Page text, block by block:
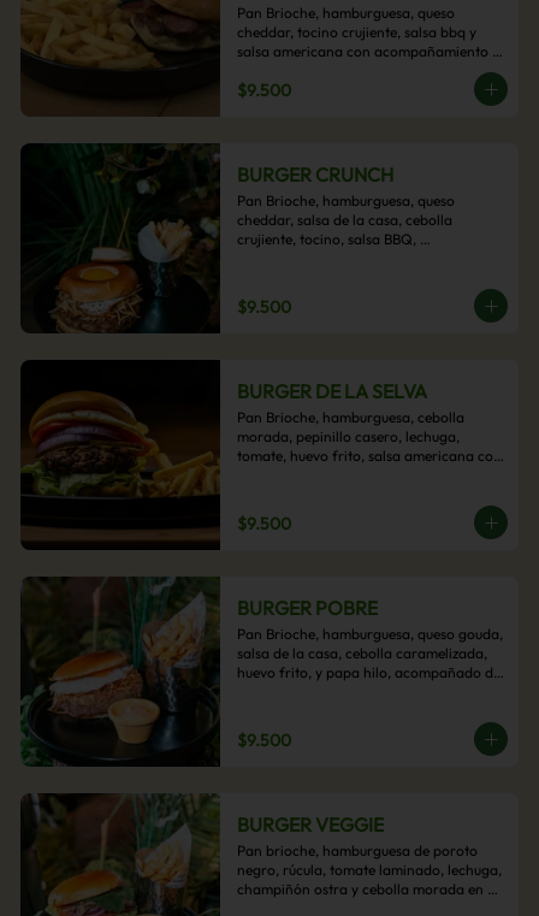
Pan Brioche, hamburguesa, queso
cheddar, tocino crujiente, salsa bbq y
salsa americana con acompañamiento
$9.500
BURGER CRUNCH
Pan Brioche, hamburguesa, queso
cheddar, salsa de la casa, cebolla
crujiente, tocino, salsa BBQ,
$9.500
BURGER DE LA SELVA
Pan Brioche, hamburguesa, cebolla
morada, pepinillo casero, lechuga,
tomate, huevo frito, salsa americana con
$9.500
BURGER POBRE
Pan Brioche, hamburguesa, queso gouda,
salsa de la casa, cebolla caramelizada,
huevo frito, y papa hilo, acompañado de
$9.500
BURGER VEGGIE
Pan brioche, hamburguesa de poroto
negro, rúcula, tomate laminado, lechuga,
champiñón ostra y cebolla morada en